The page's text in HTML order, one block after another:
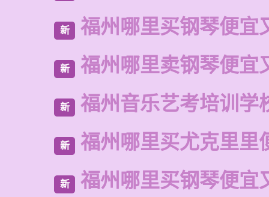
新 福州哪里买钢琴便宜
新 福州哪里卖钢琴便宜
新 福州音乐艺考培训学
新 福州哪里买尤克里里
新 福州哪里买钢琴便宜